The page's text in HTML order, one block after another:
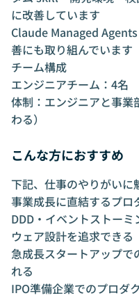
に改善しています
Claude Managed
善にも取り組んでいます
チーム構成
エンジニアチーム：4名
体制：エンジニアと事業
わる）
こんな方におすすめ
下記、仕事のやりがいに
事業成長に直結するプロ
DDD・イベントストー
ウェア設計を追求できる
急成長スタートアップ
れる
IPO準備企業でのプロダ